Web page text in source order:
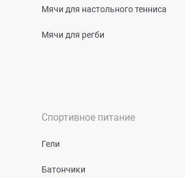
Мячи для настольного тенниса
Мячи для регби
Спортивное питание
Гели
Батончики